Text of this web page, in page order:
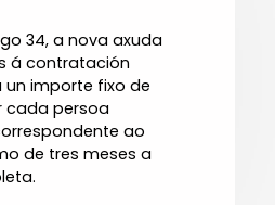
34, a nova axuda
á contratación
un importe fixo de
cada persoa
ao
de tres meses a